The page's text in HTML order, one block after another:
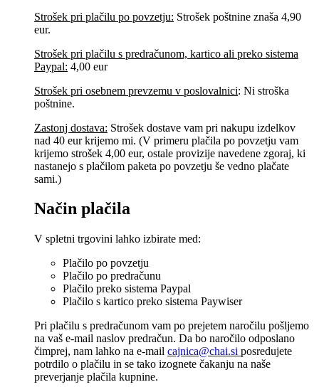
Strošek pri plačilu po povzetju: Strošek poštnine znaša 4,90
eur.
Strošek pri plačilu s predračunom, kartico ali preko sistema
Paypal: 4,00 eur
Strošek pri osebnem prevzemu v poslovalnici: Ni stroška
poštnine.
Zastonj dostava: Strošek dostave vam pri nakupu izdelkov
nad 40 eur krijemo mi. (V primeru plačila po povzetju vam
krijemo strošek 4,00 eur, ostale provizije navedene zgoraj, ki
nastanejo s plačilom paketa po povzetju še vedno plačate
sami.)
Način plačila
V spletni trgovini lahko izbirate med:
Plačilo po povzetju
Plačilo po predračunu
Plačilo preko sistema Paypal
Plačilo s kartico preko sistema Paywiser
Pri plačilu s predračunom vam po prejetem naročilu pošljemo
na vaš e-mail naslov predračun. Da bo naročilo odposlano
čimprej, nam lahko na e-mail cajnica@chai.si posredujete
potrdilo o plačilu in se tako izognete čakanju na naše
preverjanje plačila kupnine.